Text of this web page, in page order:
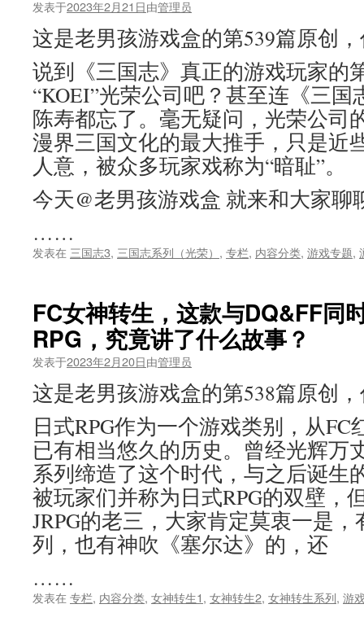
的
红
主
角，
原
本
是
最
强
主
角，
yy
狼
发表于2023年2月21日由管理员
这是老男孩游戏盒的第539篇原创
说到《三国志》真正的游戏玩家的
“KOEI”光荣公司吧？甚至连《三
陈寿都忘了。毫无疑问，光荣公司
漫界三国文化的最大推手，只是近
人意，被众多玩家戏称为“暗耻”。
今天@老男孩游戏盒 就来和大家聊
……
发表在 三国志3, 三国志系列（光荣） , 专栏, 内容分类, 游戏专题,
FC女神转生，这款与DQ&FF同
RPG，究竟讲了什么故事？
发表于2023年2月20日由管理员
这是老男孩游戏盒的第538篇原创
日式RPG作为一个游戏类别，从
已有相当悠久的历史。曾经光辉万
系列缔造了这个时代，与之后诞生
被玩家们并称为日式RPG的双壁，
JRPG的老三，大家肯定莫衷一是
列，也有神吹《塞尔达》的，还
……
发表在 专栏, 内容分类, 女神转生1, 女神转生2, 女神转生系列, 游